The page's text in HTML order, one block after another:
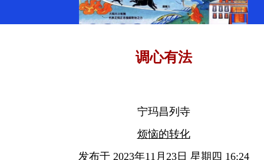
调心有法
宁玛昌列寺
烦恼的转化
发布于 2023年11月23日 星期四 16:24